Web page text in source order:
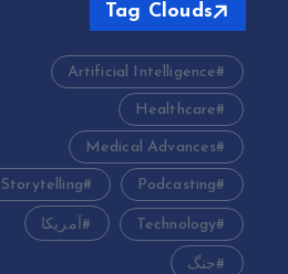
Tag Clouds
Artificial Intelligence
Healthcare
Medical Advances
Podcasting
Storytelling
Technology آمریکا
جنگ